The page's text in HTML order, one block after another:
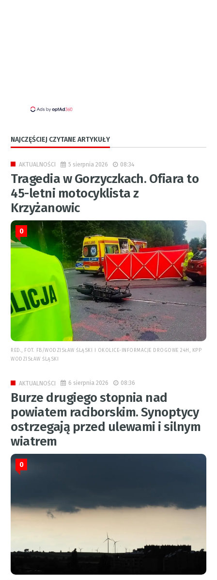
NAJCZĘŚCIEJ CZYTANE ARTYKUŁY
AKTUALNOŚCI 5 sierpnia 2026 08:34
Tragedia w Gorzyczkach. Ofiara to
45-letni motocyklista z
Krzyżanowic
0
RED., FOT. FB/WODZISŁAW ŚLĄSKI I OKOLICE-INFORMACJE DROGOWE 24H, KPP
WODZISŁAW ŚLĄSKI
AKTUALNOŚCI 6 sierpnia 2026 08:36
Burze drugiego stopnia nad
powiatem raciborskim. Synoptycy
ostrzegają przed ulewami i silnym
wiatrem
0